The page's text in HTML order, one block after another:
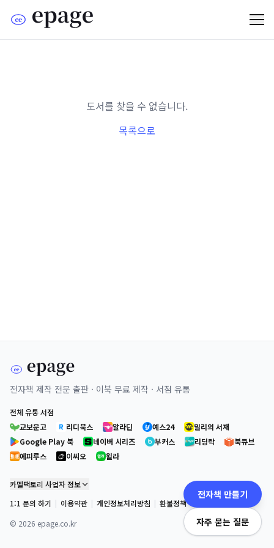
도서를 찾을 수 없습니다.
목록으로
전자책 제작 전문 출판 · 이북 무료 제작 · 서점 유통
전체 유통 서점
교보문고
리디북스 알라딘 예스24
밀리의 서재
Google Play 북
네이버 시리즈 부커스 리딩락
북큐브
에피루스
이씨오 윌라
카멜팩토리 사업자 정보
1:1 문의 하기 | 이용약관 | 개인정보처리방침 | 환불정책
© 2026 epage.co.kr
전자책 만들기
자주 묻는 질문